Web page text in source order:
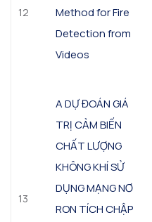
12
Method for Fire
Detection from
Videos
13
A DỰ ĐOÁN GIÁ
TRỊ CẢM BIẾN
CHẤT LƯỢNG
KHÔNG KHÍ SỬ
DỤNG MẠNG NƠ
RON TÍCH CHẬP